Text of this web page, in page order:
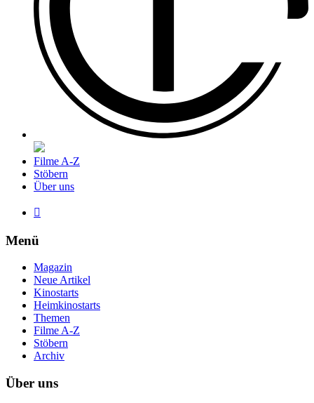
Filme A-Z
Stöbern
Über uns

Menü
Magazin
Neue Artikel
Kinostarts
Heimkinostarts
Themen
Filme A-Z
Stöbern
Archiv
Über uns